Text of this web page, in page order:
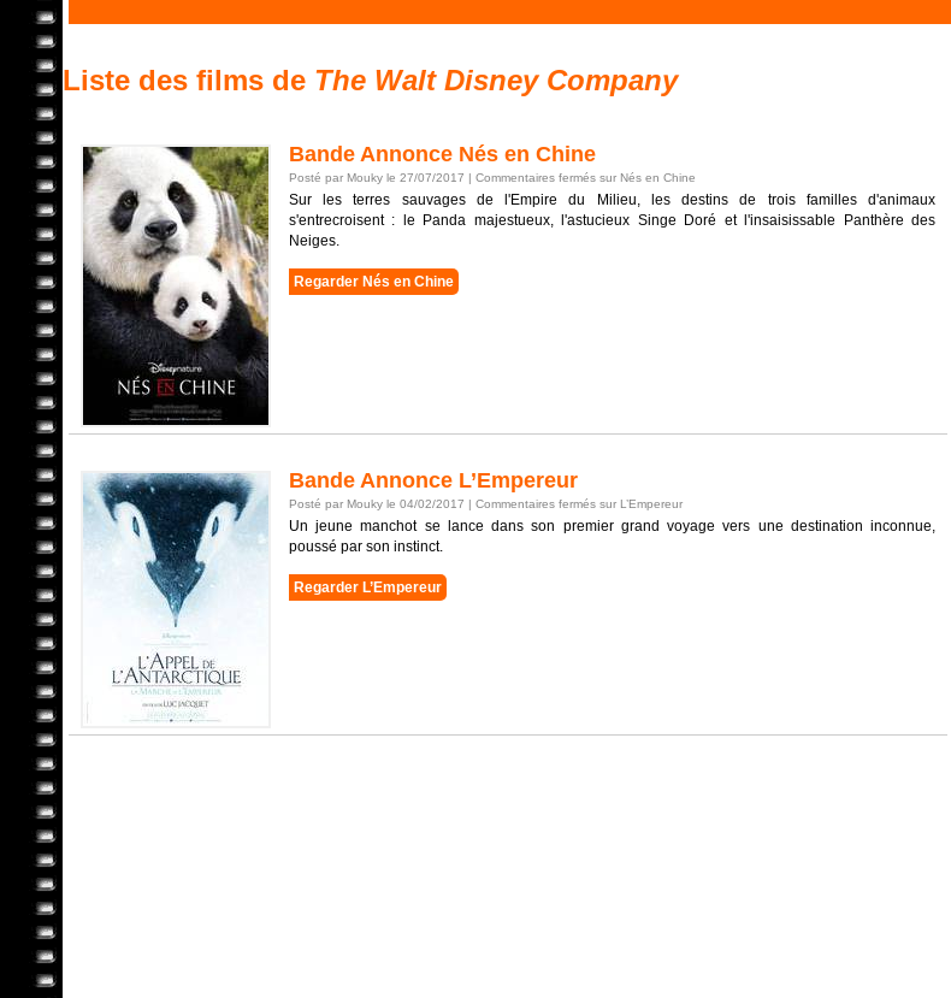
Liste des films de The Walt Disney Company
Bande Annonce Nés en Chine
Posté par Mouky le 27/07/2017 | Commentaires fermés sur Nés en Chine
Sur les terres sauvages de l'Empire du Milieu, les destins de trois familles d'animaux
s'entrecroisent : le Panda majestueux, l'astucieux Singe Doré et l'insaisissable Panthère des
Neiges.
Regarder Nés en Chine
Bande Annonce L’Empereur
Posté par Mouky le 04/02/2017 | Commentaires fermés sur L’Empereur
Un jeune manchot se lance dans son premier grand voyage vers une destination inconnue,
poussé par son instinct.
Regarder L’Empereur